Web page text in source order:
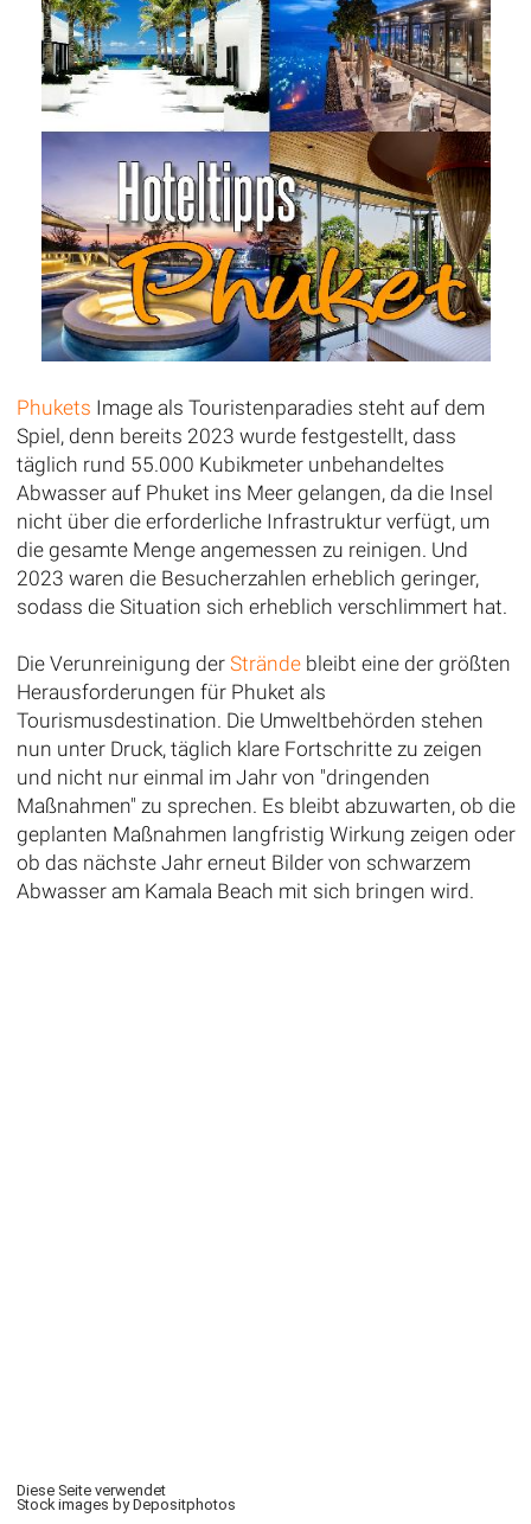
Phukets Image als Touristenparadies steht auf dem
Spiel, denn bereits 2023 wurde festgestellt, dass
täglich rund 55.000 Kubikmeter unbehandeltes
Abwasser auf Phuket ins Meer gelangen, da die Insel
nicht über die erforderliche Infrastruktur verfügt, um
die gesamte Menge angemessen zu reinigen. Und
2023 waren die Besucherzahlen erheblich geringer,
sodass die Situation sich erheblich verschlimmert hat.
Die Verunreinigung der Strändebleibt eine der größten
Herausforderungen für Phuket als
Tourismusdestination. Die Umweltbehörden stehen
nun unter Druck, täglich klare Fortschritte zu zeigen
und nicht nur einmal im Jahr von "dringenden
Maßnahmen" zu sprechen. Es bleibt abzuwarten, ob die
geplanten Maßnahmen langfristig Wirkung zeigen oder
ob das nächste Jahr erneut Bilder von schwarzem
Abwasser am Kamala Beach mit sich bringen wird.
Diese Seite verwendet
Stock images by Depositphotos